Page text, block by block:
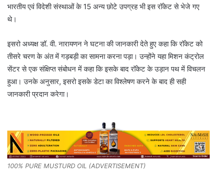
भारतीय एवं विदेशी संस्थाओं के 15 अन्य छोटे उपग्रह भी इस रॉकेट से भेजे गए
थे।
इसरो अध्यक्ष डॉ. वी. नारायणन ने घटना की जानकारी देते हुए कहा कि रॉकेट को
तीसरे चरण के अंत में गड़बड़ी का सामना करना पड़ा। उन्होंने यहा मिशन कंट्रोल
सेंटर से एक संक्षिप्त संबोधन में कहा कि इसके बाद रॉकेट के उड़ान पथ में विचलन
हुआ। उनके अनुसार, इसरो इसके डेटा का विश्लेषण करने के बाद ही सही
जानकारी प्रदान करेगा।
100% PURE MUSTURD OIL (ADVERTISEMENT)